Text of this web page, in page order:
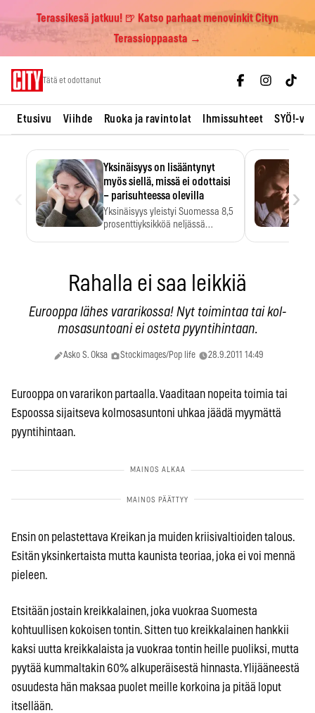
Terassikesä jatkuu! 🍺 Katso parhaat menovinkit Cityn
Terassioppaasta →
Tätä et odottanut
Etusivu Viihde Ruoka ja ravintolat Ihmissuhteet SYÖ!-
Yksinäisyys on lisääntynyt
myös siellä, missä ei odottaisi
– parisuhteessa olevilla
Yksinäisyys yleistyi Suomessa 8,5
prosenttiyksikköä neljässä
›
Rahalla ei saa leikkiä
Eurooppa lähes vararikossa! Nyt toimintaa tai kol­
mosasuntoani ei osteta pyyntihintaan.
Asko S. Oksa Stockimages/Pop life 28.9.2011 14:49
Eurooppa on vararikon partaalla. Vaaditaan nopeita toimia tai
Espoossa sijaitseva kol­mosasuntoni uhkaa jäädä myymättä
pyyntihintaan.
Ensin on pelastettava Kreikan ja muiden kriisivaltioiden talous.
Esitän yksinkertaista mutta kaunista teoriaa, joka ei voi mennä
pieleen.
Etsitään jostain kreikkalainen, joka vuokraa Suomesta
kohtuullisen kokoisen tontin. Sitten tuo kreikkalainen hankkii
kaksi uutta kreikkalaista ja vuokraa tontin heille puoliksi, mutta
pyytää kummaltakin 60% alkuperäisestä hinnasta. Ylijääneestä
osuudesta hän maksaa puolet meille korkoina ja pitää loput
itsellään.